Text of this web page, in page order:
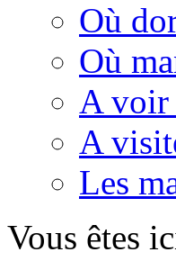
Où
Où
A voir
A
Les
Vous êtes